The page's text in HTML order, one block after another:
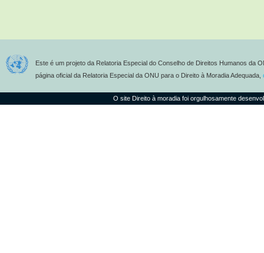
Este é um projeto da Relatoria Especial do Conselho de Direitos Humanos da
página oficial da Relatoria Especial da ONU para o Direito à Moradia Adequada,
O site Direito à moradia foi orgulhosamente